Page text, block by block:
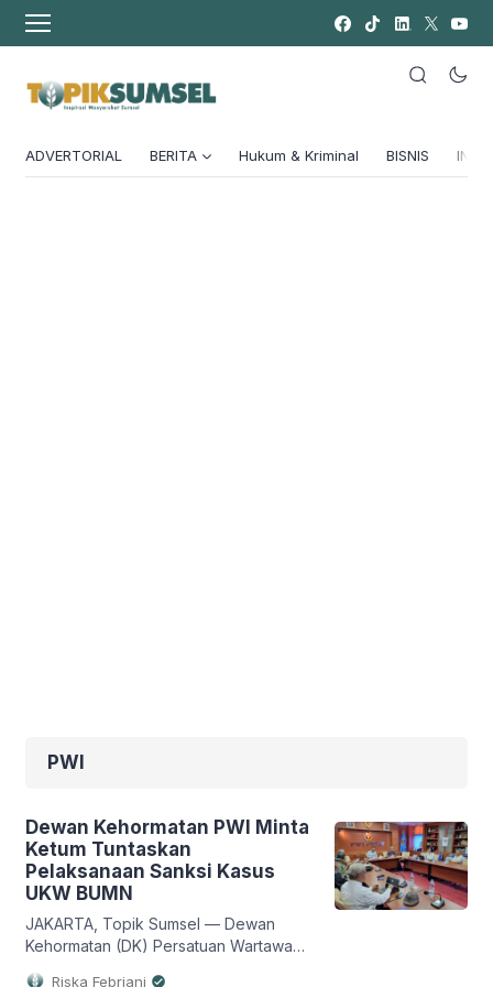
ADVERTORIAL BERITA Hukum & Kriminal BISNIS
PWI
Dewan Kehormatan PWI Minta
Ketum Tuntaskan
Pelaksanaan Sanksi Kasus
UKW BUMN
JAKARTA, Topik Sumsel — Dewan
Kehormatan (DK) Persatuan Wartawan
Riska Febriani